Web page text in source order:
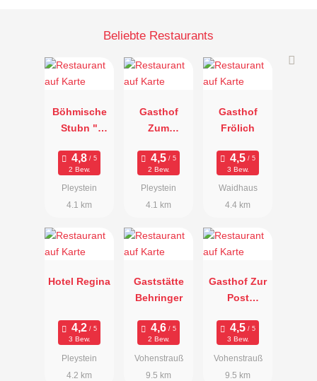
Beliebte Restaurants
Böhmische
Stubn "
2 Bew.
Pleystein
4.1 km
Gasthof
Zum
Lamm
Pleystein
2 Bew.
Pleystein
4.1 km
Gasthof
Frölich
3 Bew.
Waidhaus
4.4 km
Hotel Regina
3 Bew.
Pleystein
4.2 km
Gaststätte
Behringer
2 Bew.
Vohenstrauß
9.5 km
Gasthof Zur
Post
3 Bew.
Vohenstrauß
9.5 km